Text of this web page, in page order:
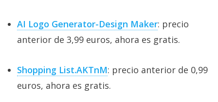
AI Logo Generator-Design Maker: precio
anterior de 3,99 euros, ahora es gratis.
Shopping List.AKTnM: precio anterior de 0,99
euros, ahora es gratis.